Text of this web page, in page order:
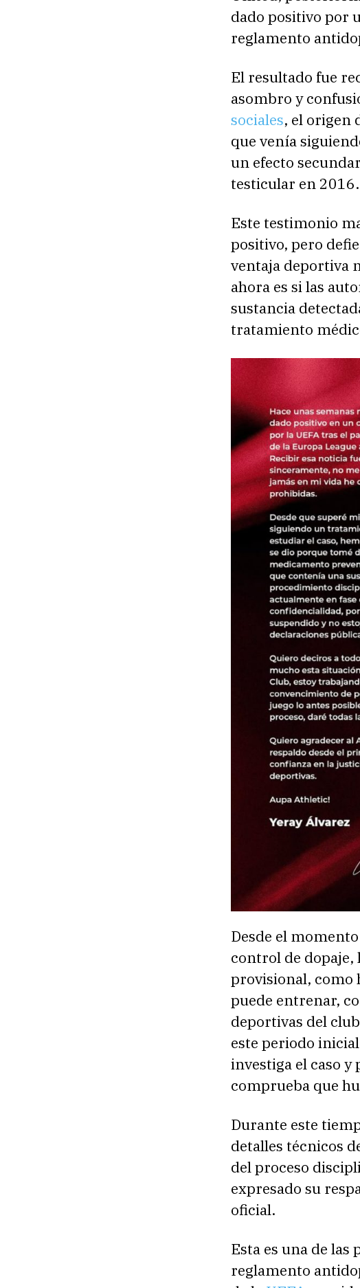
dado positivo por
reglamento
El resultado fue
asombro y
sociales, el origen
que venía
un efecto
testicular en 2016.
Este testimonio
positivo, pero
ventaja deportiva
ahora es si las
sustancia
tratamiento
Desde el
control de dopaje,
provisional, como
puede entrenar,
deportivas del
este periodo
investiga el caso y
comprueba que
Durante este
detalles técnicos
del proceso
expresado su
oficial.
Esta es una de las
reglamento